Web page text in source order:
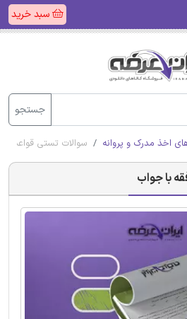
سبد خرید
جستجو
اخذ مدرک و پروانه سوالات تستی قواعد
با جواب